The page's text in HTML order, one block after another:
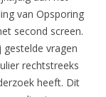
van Opsporing
second screen.
vragen
rechtstreeks
heeft. Dit